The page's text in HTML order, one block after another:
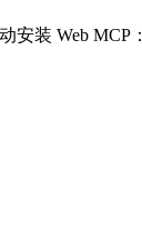
安装 Web MCP：